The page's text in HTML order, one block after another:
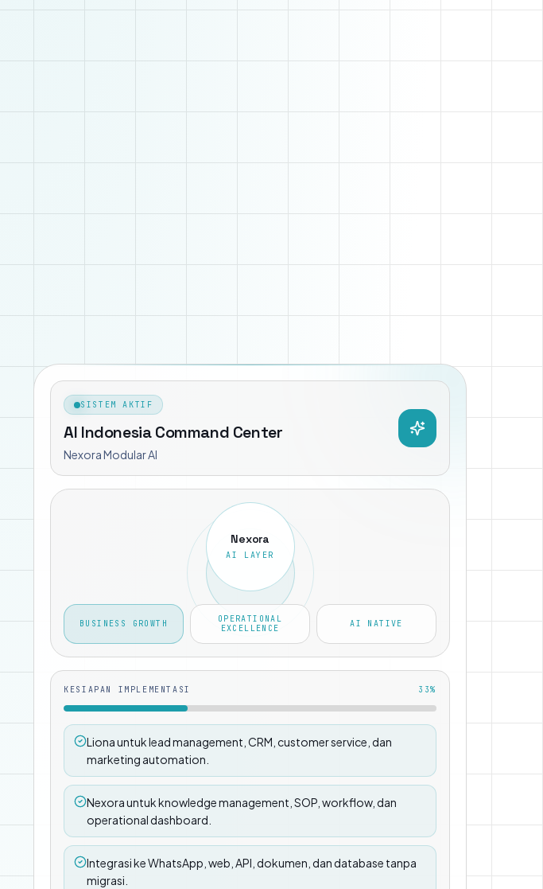
SISTEM AKTIF
AI Indonesia Command Center
Nexora Modular AI
Nexora
AI LAYER
BUSINESS GROWTH
OPERATIONAL
EXCELLENCE
AI NATIVE
KESIAPAN IMPLEMENTASI 33%
Liona untuk lead management, CRM, customer service, dan
marketing automation.
Nexora untuk knowledge management, SOP, workflow, dan
operational dashboard.
Integrasi ke WhatsApp, web, API, dokumen, dan database tanpa
migrasi.